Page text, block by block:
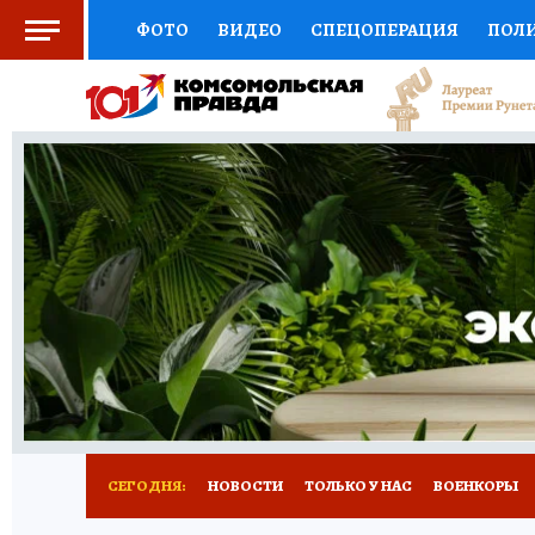
ФОТО ВИДЕО СПЕЦОПЕРАЦИЯ
СОЦПОДДЕРЖКА НАУКА СПОРТ
ВЫБОР ЭКСПЕРТОВ ДОКТОР
КНИЖНАЯ ПОЛКА ПРОГНОЗЫ НА СПОРТ
ПРЕСС-ЦЕНТР НЕДВИЖИМОСТЬ
РАДИО КП РЕКЛАМА ТЕСТЫ НОВОЕ
СЕГОДНЯ: НОВОСТИ ТОЛЬКО У НАС ВОЕНКОРЫ